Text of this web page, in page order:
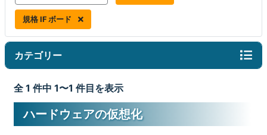
規格 IF ボード
カテゴリー
全 1 件中 1〜1 件目を表示
ハードウェアの仮想化